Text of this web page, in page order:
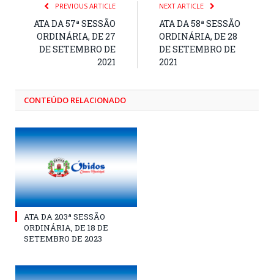
PREVIOUS ARTICLE
ATA DA 57ª SESSÃO
ORDINÁRIA, DE 27
DE SETEMBRO DE
2021
NEXT ARTICLE
ATA DA 58ª SESSÃO
ORDINÁRIA, DE 28
DE SETEMBRO DE
2021
CONTEÚDO RELACIONADO
ATA DA 203ª SESSÃO
ORDINÁRIA, DE 18 DE
SETEMBRO DE 2023